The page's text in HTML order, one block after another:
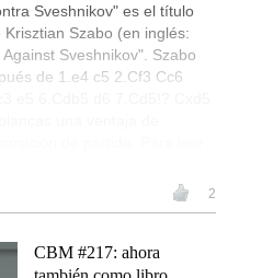
Sveshnikov" es el título
Szabo (en inglés:
Sveshnikov". Szabo
de 1.e4 c5 2.Cf3 Cc6
2
CBM #217: ahora